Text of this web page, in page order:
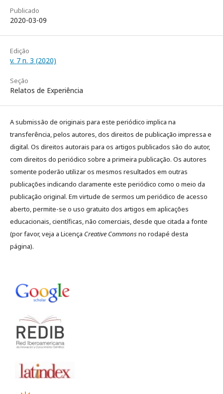
Publicado
2020-03-09
Edição
v. 7 n. 3 (2020)
Seção
Relatos de Experiência
A submissão de originais para este periódico implica na
transferência, pelos autores, dos direitos de publicação impressa e
digital. Os direitos autorais para os artigos publicados são do autor,
com direitos do periódico sobre a primeira publicação. Os autores
somente poderão utilizar os mesmos resultados em outras
publicações indicando claramente este periódico como o meio da
publicação original. Em virtude de sermos um periódico de acesso
aberto, permite-se o uso gratuito dos artigos em aplicações
educacionais, científicas, não comerciais, desde que citada a fonte
(por favor, veja a Licença Creative Commonsno rodapé desta
página).